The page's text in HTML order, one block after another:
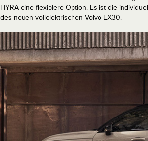
HYRA eine flexiblere Option. Es ist die
des neuen vollelektrischen Volvo EX30.